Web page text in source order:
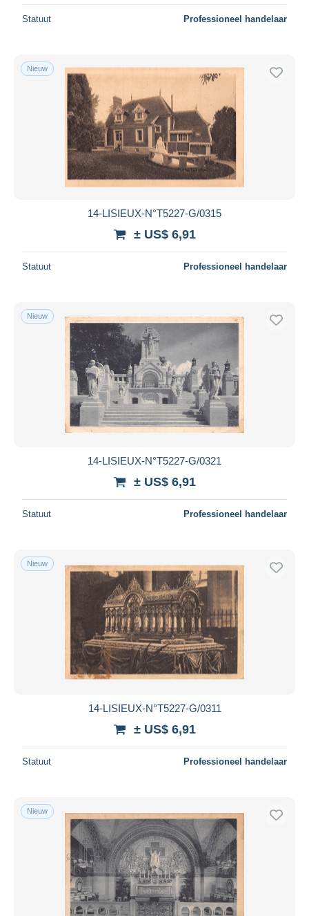
Statuut Professioneel handelaar
Nieuw
14-LISIEUX-N°T5227-G/0315
± US$ 6,91
Statuut Professioneel handelaar
Nieuw
14-LISIEUX-N°T5227-G/0321
± US$ 6,91
Statuut Professioneel handelaar
Nieuw
14-LISIEUX-N°T5227-G/0311
± US$ 6,91
Statuut Professioneel handelaar
Nieuw